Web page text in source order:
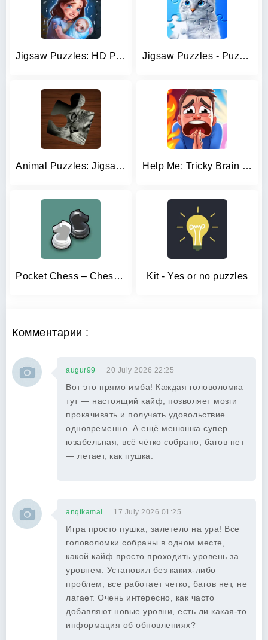
Jigsaw Puzzles: HD Puzzle Game Jigsaw Puzzles - Puzzle Games
Animal Puzzles: Jigsaw Mosaics Help Me: Tricky Brain Puzzles
Pocket Chess – Chess Puzzles Kit - Yes or no puzzles
Комментарии :
augur99 20 July 2026 22:25
Вот это прямо имба! Каждая головоломка
тут — настоящий кайф, позволяет мозги
прокачивать и получать удовольствие
одновременно. А ещё менюшка супер
юзабельная, всё чётко собрано, багов нет
— летает, как пушка.
anqtkamal 17 July 2026 01:25
Игра просто пушка, залетело на ура! Все
головоломки собраны в одном месте,
какой кайф просто проходить уровень за
уровнем. Установил без каких-либо
проблем, все работает четко, багов нет, не
лагает. Очень интересно, как часто
добавляют новые уровни, есть ли какая-то
информация об обновлениях?